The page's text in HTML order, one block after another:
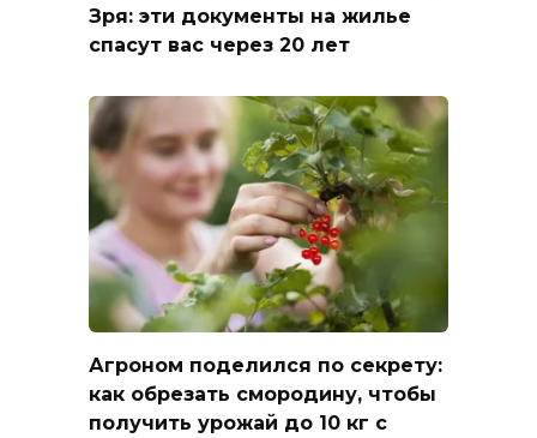
Зря: эти документы на жилье
спасут вас через 20 лет
Агроном поделился по секрету:
как обрезать смородину, чтобы
получить урожай до 10 кг с